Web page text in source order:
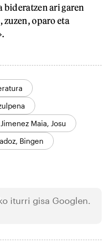
bideratzen ari garen
oparo eta
Jimenez Maia, Josu
Bingen
iturri gisa Googlen.